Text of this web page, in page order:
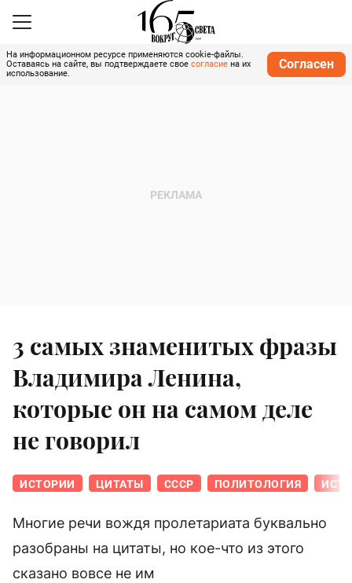
На информационном ресурсе применяются cookie-файлы.
Оставаясь на сайте, вы подтверждаете свое согласие на их
использование.
Согласен
3 самых знаменитых фразы
Владимира Ленина,
которые он на самом деле
не говорил
ИСТОРИИ ЦИТАТЫ СССР ПОЛИТОЛОГИЯ
Многие речи вождя пролетариата буквально
разобраны на цитаты, но кое-что из этого
сказано вовсе не им